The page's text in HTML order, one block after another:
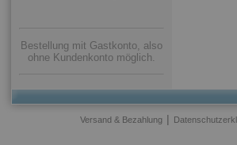
Bestellung mit Gastkonto, also
ohne Kundenkonto möglich.
Versand & Bezahlung |